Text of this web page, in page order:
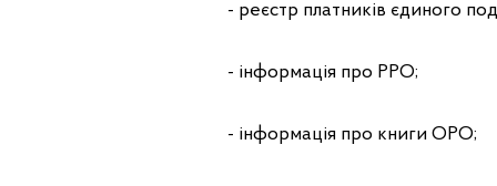
- реєстр платників єдиного
- інформація про РРО;
- інформація про книги ОРО;